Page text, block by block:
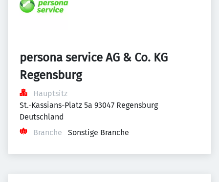
persona service AG & Co. KG
Regensburg
Hauptsitz
St.-Kassians-Platz 5a 93047 Regensburg
Deutschland
Branche
Sonstige Branche